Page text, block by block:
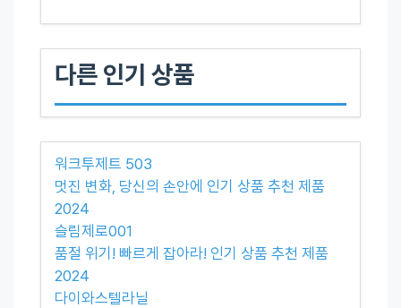
다른 인기 상품
워크투제트 503
멋진 변화, 당신의 손안에 인기 상품 추천 제품
2024
슬림제로001
품절 위기! 빠르게 잡아라! 인기 상품 추천 제품
2024
다이와스텔라닐